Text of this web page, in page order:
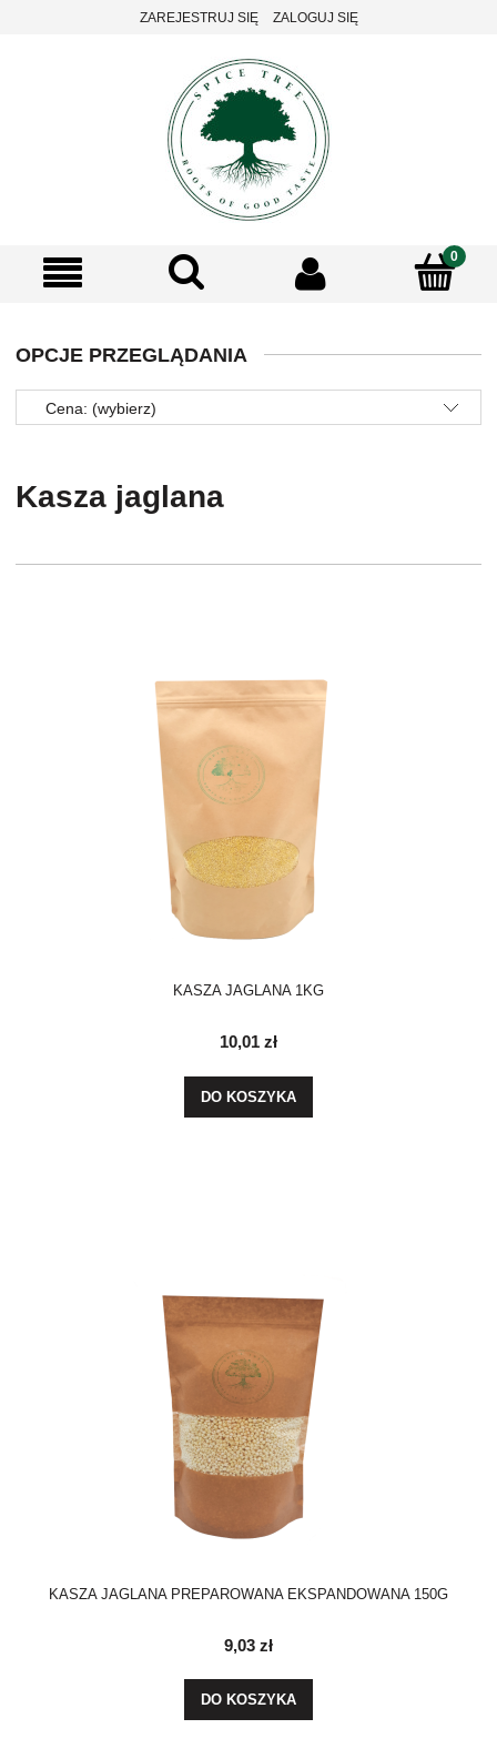
ZAREJESTRUJ SIĘ ZALOGUJ SIĘ
OPCJE PRZEGLĄDANIA
Cena: (wybierz)
Kasza jaglana
KASZA JAGLANA 1KG
10,01 zł
DO KOSZYKA
KASZA JAGLANA PREPAROWANA EKSPANDOWANA 150G
9,03 zł
DO KOSZYKA